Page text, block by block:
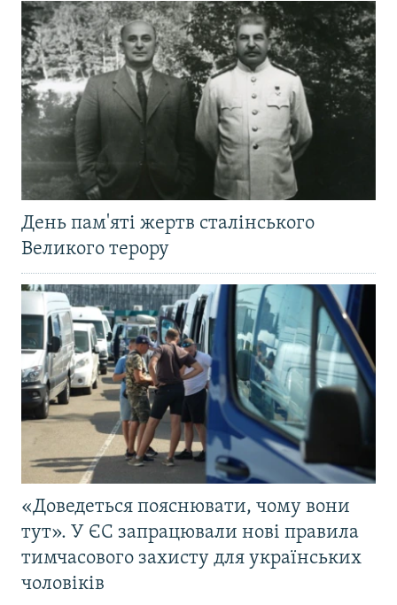
День пам'яті жертв сталінського
Великого терору
«Доведеться пояснювати, чому вони
тут». У ЄС запрацювали нові правила
тимчасового захисту для українських
чоловіків